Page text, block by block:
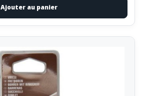
Ajouter au panier